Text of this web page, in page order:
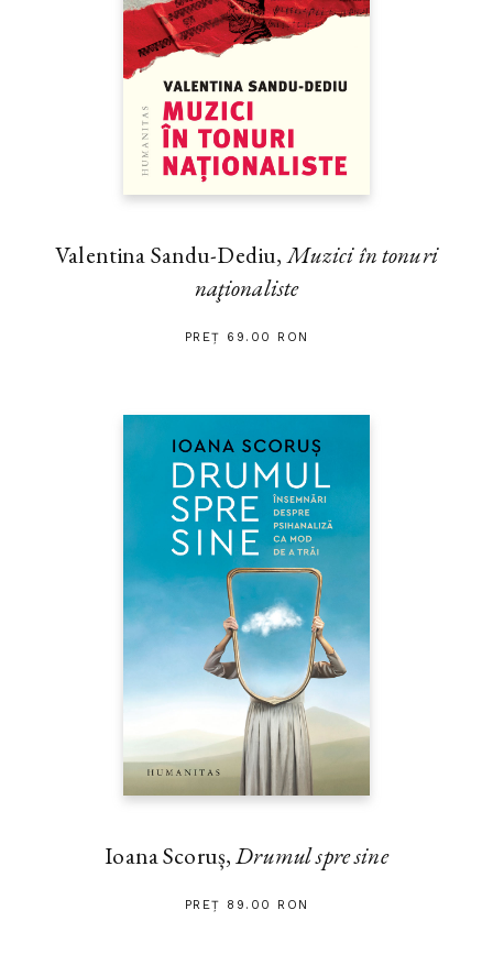
Valentina Sandu-Dediu,Muzici în tonuri
naţionaliste
PREȚ 69.00 RON
Ioana Scoruș,Drumul spre sine
PREȚ 89.00 RON